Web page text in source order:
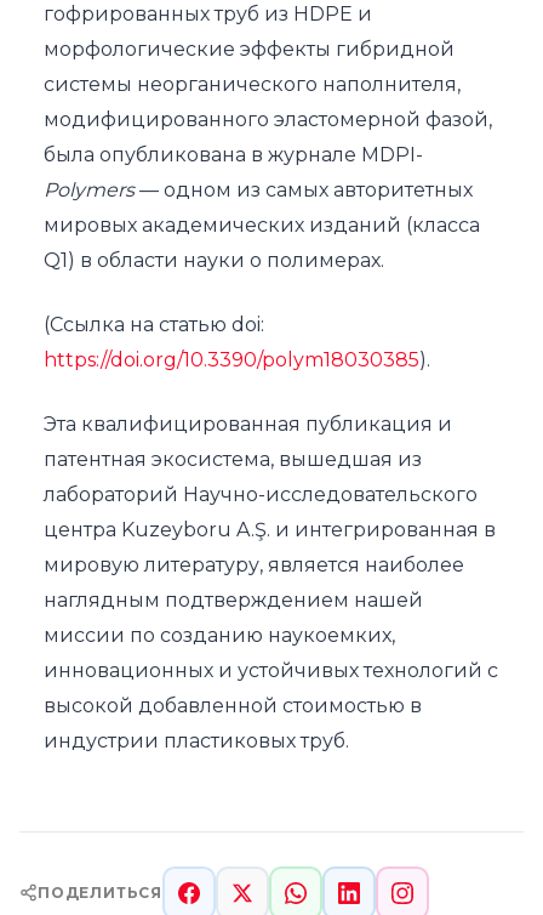
гофрированных труб из HDPE и
морфологические эффекты гибридной
системы неорганического наполнителя,
модифицированного эластомерной фазой,
была опубликована в журнале MDPI-
Polymers— одном из самых авторитетных
мировых академических изданий (класса
Q1) в области науки о полимерах.
(Ссылка на статью doi:
https://doi.org/10.3390/polym18030385).
Эта квалифицированная публикация и
патентная экосистема, вышедшая из
лабораторий Научно-исследовательского
центра Kuzeyboru A.Ş. и интегрированная в
мировую литературу, является наиболее
наглядным подтверждением нашей
миссии по созданию наукоемких,
инновационных и устойчивых технологий с
высокой добавленной стоимостью в
индустрии пластиковых труб.
ПОДЕЛИТЬСЯ